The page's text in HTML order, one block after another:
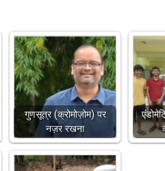
गुणसूत्र (क्रोमोज़ोम) पर
नज़र रखना